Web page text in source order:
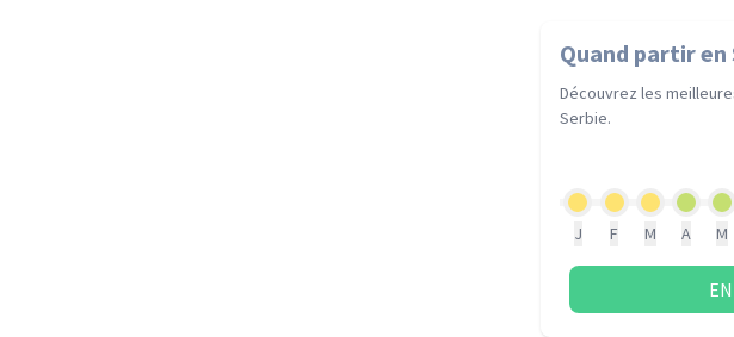
Quand partiren
Découvrez les
Serbie.
J F M A M